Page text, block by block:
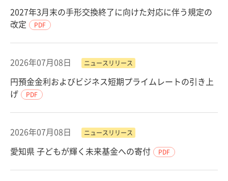
2027年3月末の手形交換終了に向けた対応に伴う規定の
改定
PDF
2026年07月08日 ニュースリリース
円預金金利およびビジネス短期プライムレートの引き上
げ
PDF
2026年07月08日 ニュースリリース
愛知県 子どもが輝く未来基金への寄付 PDF